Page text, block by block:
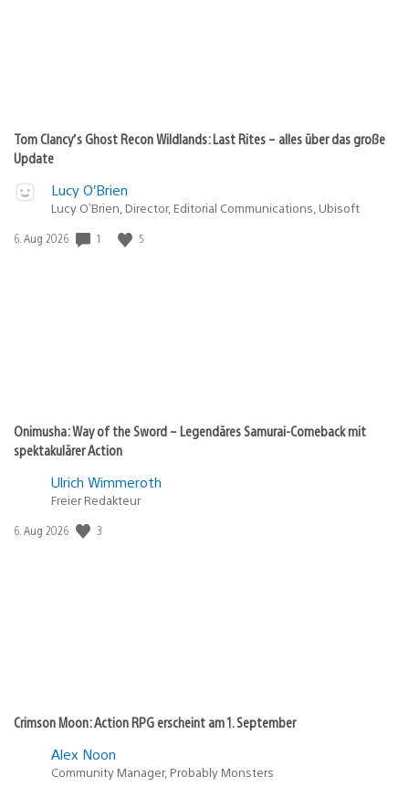
Tom Clancy’s Ghost Recon Wildlands: Last Rites – alles über das große
Update
Lucy O’Brien
Lucy O’Brien, Director, Editorial Communications, Ubisoft
Veröffentlichungsdatum:
6. Aug 2026 1 5
Onimusha: Way of the Sword – Legendäres Samurai-Comeback mit
spektakulärer Action
Ulrich Wimmeroth
Freier Redakteur
Veröffentlichungsdatum:
6. Aug 2026 3
Crimson Moon: Action RPG erscheint am 1. September
Alex Noon
Community Manager, Probably Monsters